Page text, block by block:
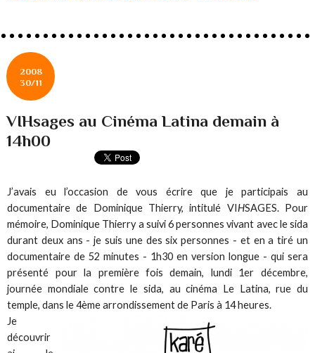
2008
30/11
VIHsages au Cinéma Latina demain à
14h00
J’avais eu l’occasion de vous écrire que je participais au
documentaire de Dominique Thierry, intitulé VIHSAGES. Pour
mémoire, Dominique Thierry a suivi 6 personnes vivant avec le sida
durant deux ans - je suis une des six personnes - et en a tiré un
documentaire de 52 minutes - 1h30 en version longue - qui sera
présenté pour la première fois demain, lundi 1er décembre,
journée mondiale contre le sida, au cinéma Le Latina, rue du
temple, dans le 4ème arrondissement de Paris à 14 heures.
Je
découvrir